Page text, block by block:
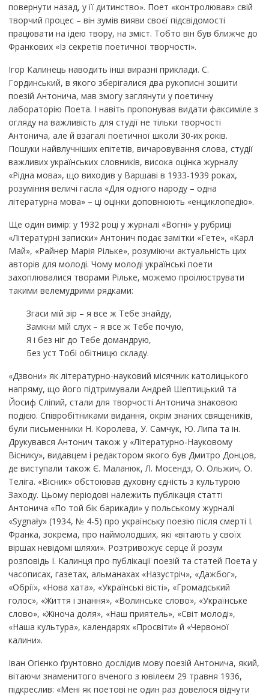
повернути назад, у її дитинство». Поет «контролював» свій
творчий процес – він зумів вияви своєї підсвідомості
працювати на ідею твору, на зміст. Тобто він був ближче до
Франкових «Із секретів поетичної творчості».
Ігор Калинець наводить інші виразні приклади. С.
Гординський, в якого зберігалися два рукописні зошити
поезій Антонича, мав змогу заглянути у поетичну
лабораторію Поета. І навіть пропонував видати факсиміле з
огляду на важливість для студії не тільки творчості
Антонича, але й взагалі поетичної школи 30-их років.
Пошуки найвлучніших епітетів, вичаровування слова, студії
важливих українських словників, висока оцінка журналу
«Рідна мова», що виходив у Варшаві в 1933-1939 роках,
розуміння величі гасла «Для одного народу – одна
літературна мова» – ці оцінки доповнюють «енциклопедію».
Ще один вимір: у 1932 році у журналі «Вогні» у рубриці
«Літературні записки» Антонич подає замітки «Гете», «Карл
Май», «Райнер Марія Рільке», розуміючи актуальність цих
авторів для молоді. Чому молоді українські поети
захоплювалися творами Рільке, можемо проілюструвати
такими велемудрими рядками:
Згаси мій зір – я все ж Тебе знайду,
Замкни мій слух – я все ж Тебе почую,
Я і без ніг до Тебе домандрую,
Без уст Тобі обітницю складу.
«Дзвони» як літературно-науковий місячник католицького
напряму, що його підтримували Андрей Шептицький та
Йосиф Сліпий, стали для творчості Антонича знаковою
подією. Співробітниками видання, окрім знаних священиків,
були письменники Н. Королева, У. Самчук, Ю. Липа та ін.
Друкувався Антонич також у «Літературно-Науковому
Віснику», видавцем і редактором якого був Дмитро Донцов,
де виступали також Є. Маланюк, Л. Мосендз, О. Ольжич, О.
Теліга. «Вісник» обстоював духовну єдність з культурою
Заходу. Цьому періодові належить публікація статті
Антонича «По той бік барикади» у польському журналі
«Sygnały» (1934, № 4-5) про українську поезію після смерті І.
Франка, зокрема, про наймолодших, які «вітають у своїх
віршах невідомі шляхи». Розтривожує серце й розум
розповідь І. Калинця про публікації поезій та статей Поета у
часописах, газетах, альманахах «Назустріч», «Дажбог»,
«Обрії», «Нова хата», «Українські вісті», «Громадський
голос», «Життя і знання», «Волинське слово», «Українське
слово», «Жіноча доля», «Наш приятель», «Світ молоді»,
«Наша культура», календарях «Просвіти» й «Червоної
калини».
Іван Огієнко ґрунтовно дослідив мову поезій Антонича, який,
вітаючи знаменитого вченого з ювілеєм 29 травня 1936,
підкреслив: «Мені як поетові не один раз довелося відчути